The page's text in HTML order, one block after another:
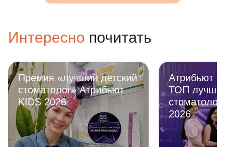
дальнейшей гигиене. Пусть таких
Ребёнок с
новых
Интересно почитать
Атрибьют KIDS вошли в
ТОП лучших детских
стоматологий России
2026
Можно ли
зубы при
насморке?
родителей